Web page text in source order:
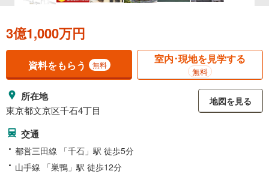
3億1,000万円
資料をもらう 無料 室内･現地を見学する
無料
所在地
東京都文京区千石4丁目
地図を見る
交通
都営三田線 「千石」駅 徒歩5分
山手線 「巣鴨」駅 徒歩12分